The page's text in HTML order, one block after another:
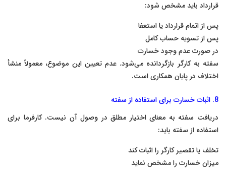
قرارداد باید مشخص شود:
پس از اتمام قرارداد یا استعفا
پس از تسویه حساب کامل
در صورت عدم وجود خسارت
سفته به کارگر بازگردانده می‌شود. عدم تعیین این موضوع، معمولاً منشأ
اختلاف در پایان همکاری است.
8. اثبات خسارت برای استفاده از سفته
دریافت سفته به معنای اختیار مطلق در وصول آن نیست. کارفرما برای
استفاده از سفته باید:
تخلف یا تقصیر کارگر را اثبات کند
میزان خسارت را مشخص نماید